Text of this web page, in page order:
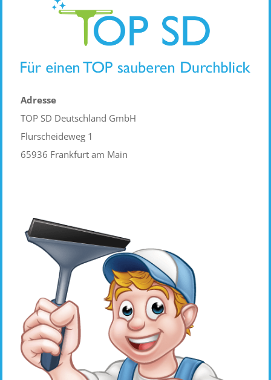
Adresse
TOP SD Deutschland GmbH
Flurscheideweg 1
65936 Frankfurt am Main